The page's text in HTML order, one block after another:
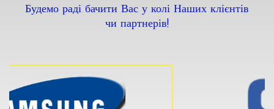
Будемо раді бачити Вас у колі Наших клієнтів
чи партнерів!